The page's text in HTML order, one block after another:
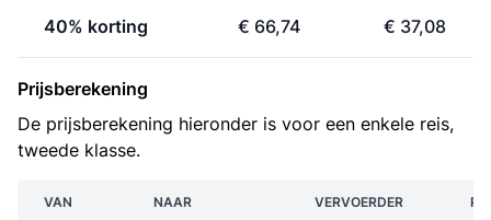
40% korting € 66,74 € 37,08
Prijsberekening
De prijsberekening hieronder is voor een enkele reis,
tweede klasse.
VAN NAAR VERVOERDER